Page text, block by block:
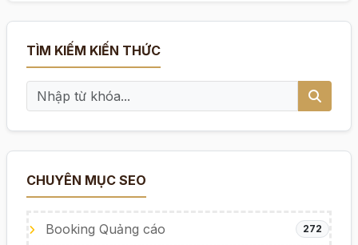
TÌM KIẾM KIẾN THỨC
CHUYÊN MỤC SEO
Booking Quảng cáo 272